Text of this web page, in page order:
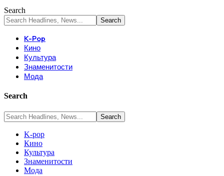
Search
K-Pop
Кино
Культура
Знаменитости
Мода
Search
K-pop
Кино
Культура
Знаменитости
Мода